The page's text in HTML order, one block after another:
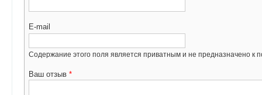
E-mail
Содержание этого поля является приватным и не предназначено к
Ваш отзыв *